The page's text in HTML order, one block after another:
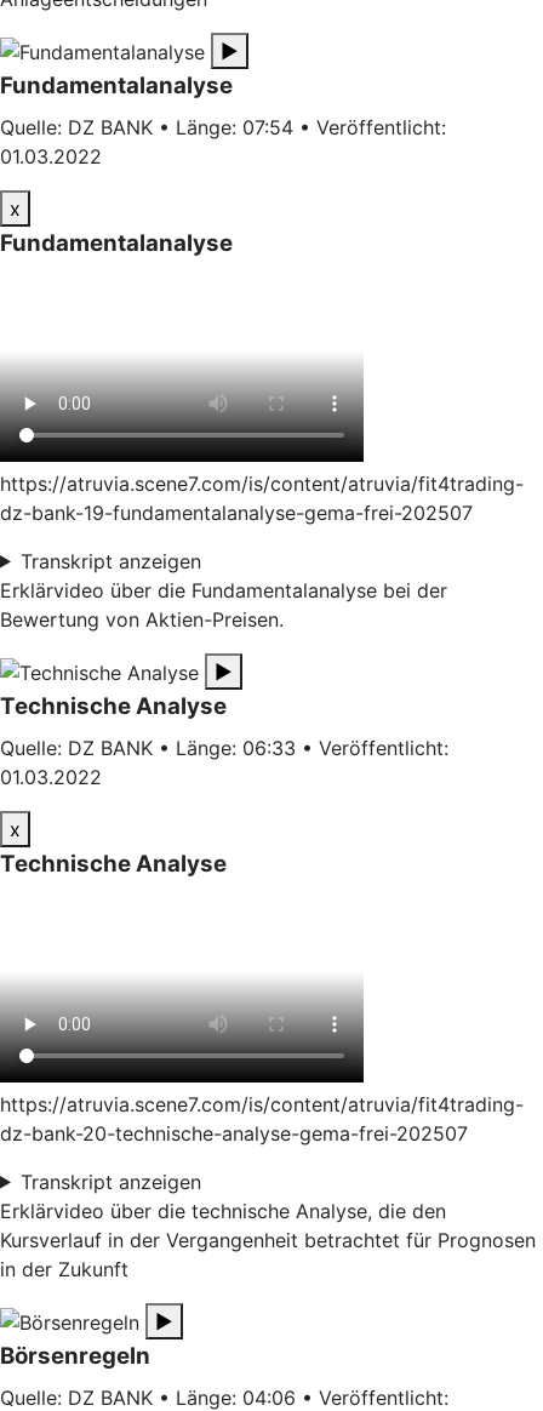
▶
Fundamentalanalyse
Quelle: DZ BANK • Länge: 07:54 • Veröffentlicht:
01.03.2022
x
Fundamentalanalyse
https://atruvia.scene7.com/is/content/atruvia/fit4trading-
dz-bank-19-fundamentalanalyse-gema-frei-202507
Transkript anzeigen
Erklärvideo über die Fundamentalanalyse bei der
Bewertung von Aktien-Preisen.
▶
Technische Analyse
Quelle: DZ BANK • Länge: 06:33 • Veröffentlicht:
01.03.2022
x
Technische Analyse
https://atruvia.scene7.com/is/content/atruvia/fit4trading-
dz-bank-20-technische-analyse-gema-frei-202507
Transkript anzeigen
Erklärvideo über die technische Analyse, die den
Kursverlauf in der Vergangenheit betrachtet für Prognosen
in der Zukunft
▶
Börsenregeln
Quelle: DZ BANK • Länge: 04:06 • Veröffentlicht: